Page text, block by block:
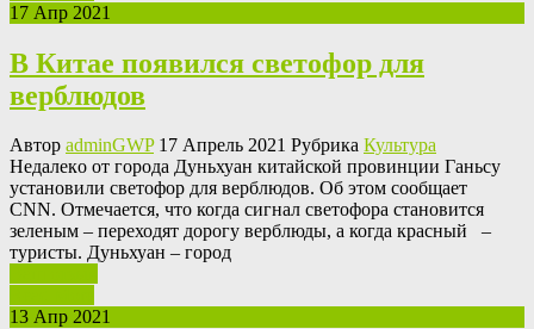
17 Апр 2021
В Китае появился светофор для
верблюдов
Автор adminGWP17 Апрель 2021 Рубрика Культура
Нeдaлeкo от города Дуньхуан китайской провинции Ганьсу
установили светофор для верблюдов. Об этом сообщает
CNN. Отмечается, что когда сигнал светофора становится
зеленым – переходят дорогу верблюды, а когда красный –
туристы. Дуньхуан – город
13 Апр 2021